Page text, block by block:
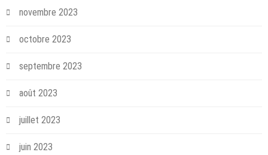
novembre 2023
octobre 2023
septembre 2023
août 2023
juillet 2023
juin 2023